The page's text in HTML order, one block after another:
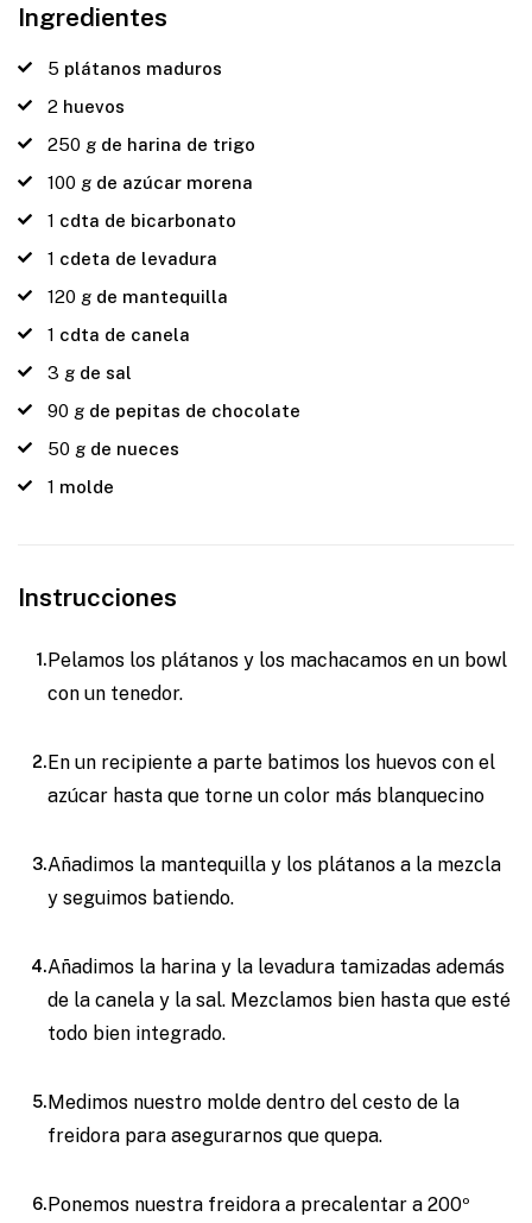
Ingredientes
5 plátanos maduros
2 huevos
250 g de harina de trigo
100 g de azúcar morena
1 cdta de bicarbonato
1 cdeta de levadura
120 g de mantequilla
1 cdta de canela
3 g de sal
90 g de pepitas de chocolate
50 g de nueces
1 molde
Instrucciones
Pelamos los plátanos y los machacamos en un bowl
con un tenedor.
En un recipiente a parte batimos los huevos con el
azúcar hasta que torne un color más blanquecino
Añadimos la mantequilla y los plátanos a la mezcla
y seguimos batiendo.
Añadimos la harina y la levadura tamizadas además
de la canela y la sal. Mezclamos bien hasta que esté
todo bien integrado.
Medimos nuestro molde dentro del cesto de la
freidora para asegurarnos que quepa.
Ponemos nuestra freidora a precalentar a 200º